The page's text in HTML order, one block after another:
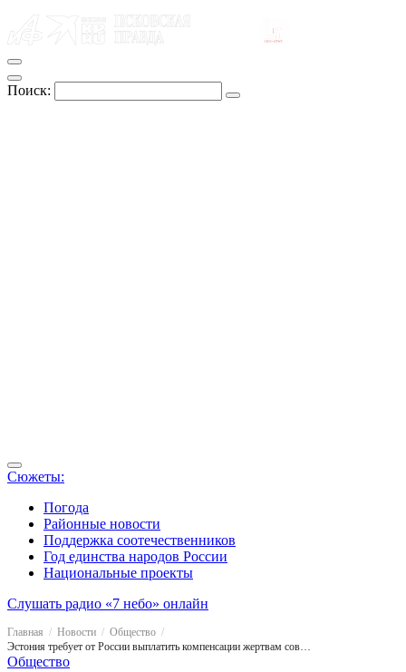
Поиск:
Сюжеты:
Погода
Районные новости
Поддержка соотечественников
Год единства народов России
Национальные проекты
Слушать радио «7 небо» онлайн
Главная Новости
Общество
Эстония требует от России выплатить компенсации жертвам советского режима
Общество